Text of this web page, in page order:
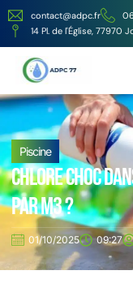
contact@adpc.fr
14 Pl. de l'Église, 77970
Piscine
Chlore choc
par m3 ?
01/10/2025 09:27